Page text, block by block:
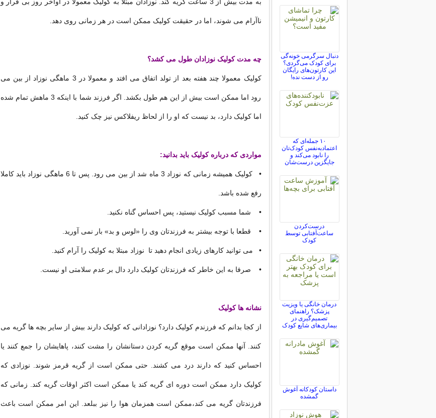
ناآرام می شوند، اما در حقیقت کولیک ممکن است در هر زمانی روی دهد.
چه مدت کولیک نوزادان طول می کشد؟
کولیک معمولا چند هفته بعد از تولد اتفاق می افتد و معمولا در 3 ماهگی نوزاد از بین می
رود اما ممکن است بیش از این هم طول بکشد. اگر فرزند شما با اینکه 3 ماهش تمام شده
اما کولیک دارد، بد نیست که او را از لحاظ ریفلاکس نیز چک کنید.
مواردی که درباره کولیک باید بدانید:
• کولیک همیشه زمانی که نوزاد 3 ماه شد از بین می رود. پس تا 6 ماهگی نوزاد باید کاملا
رفع شده باشد.
• شما مسبب کولیک نیستید، پس احساس گناه نکنید.
• قطعا با توجه بیشتر به فرزندتان وی را «لوس و بد» بار نمی آورید.
• می توانید کارهای زیادی انجام دهید تا نوزاد مبتلا به کولیک را آرام کنید.
• صرفا به این خاطر که فرزندتان کولیک دارد دال بر عدم سلامتی او نیست.
نشانه ها کولیک
از کجا بدانم که فرزندم کولیک دارد؟ نوزادانی که کولیک دارند بیش از سایر بچه ها گریه می
کنند. آنها ممکن است موقع گریه کردن دستانشان را مشت کنند، پاهایشان را جمع کنند یا
احساس کنید که دارند درد می کشند. حتی ممکن است از گریه قرمز شوند. نوزادی که
کولیک دارد ممکن است دوره ای گریه کند یا ممکن است اکثر اوقات گریه کند. زمانی که
فرزندتان گریه می کند،ممکن است همزمان هوا را نیز ببلعد. این امر ممکن است باعث
دنبال سرگرمی خونه‌گی
برای کودک می‌گردی؟
این کارتون‌های رایگان
رو از دست نده!
۱۰ جمله‌ای که
اعتمادبه‌نفس کودک‌تان
را نابود می‌کند و
جایگزین درست‌شان
درست‌کردن
ساعت‌آفتابی توسط
کودک
درمان خانگی یا ویزیت
پزشک؟ راهنمای
تصمیم‌گیری در
بیماری‌های شایع کودک
داستان کودکانه آغوش
گمشده